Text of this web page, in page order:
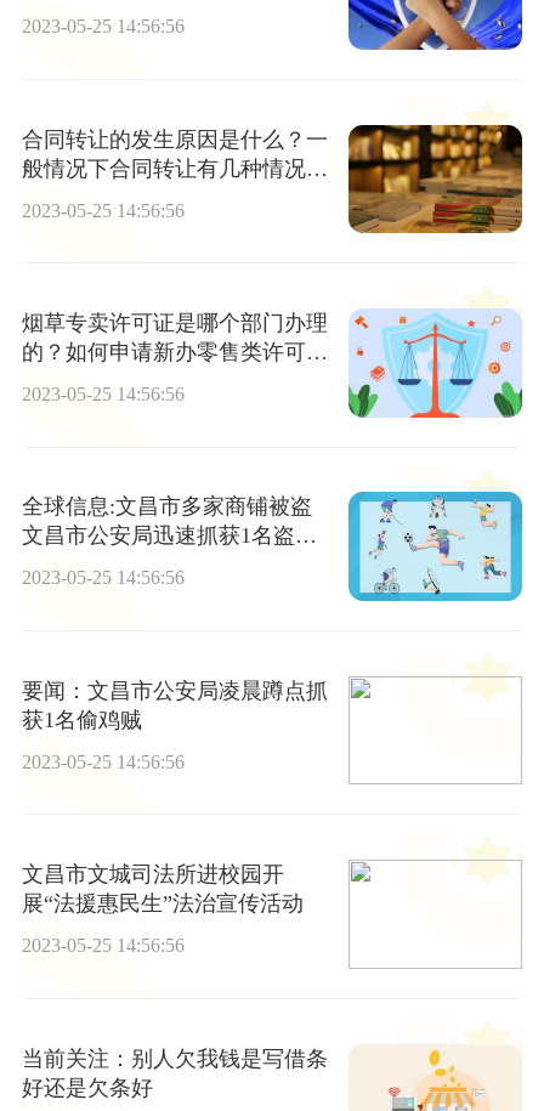
报？
2023-05-25 14:56:56
合同转让的发生原因是什么？一
般情况下合同转让有几种情况？
2023-05-25 14:56:56
烟草专卖许可证是哪个部门办理
的？如何申请新办零售类许可
证？
2023-05-25 14:56:56
全球信息:文昌市多家商铺被盗
文昌市公安局迅速抓获1名盗窃
嫌疑人
2023-05-25 14:56:56
要闻：文昌市公安局凌晨蹲点抓
获1名偷鸡贼
2023-05-25 14:56:56
文昌市文城司法所进校园开
展“法援惠民生”法治宣传活动
2023-05-25 14:56:56
当前关注：别人欠我钱是写借条
好还是欠条好